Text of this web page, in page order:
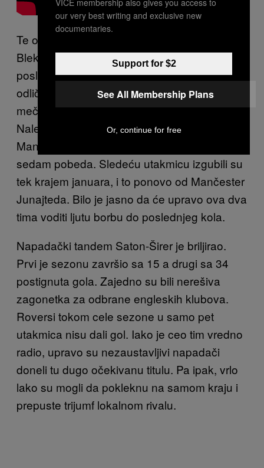
Te odsudne sezone 1994/95, navijači
Blekburna nisu zanimale dugotrajne
posledice Vokerovih ulaganja. Njihov tim je
odlično počeo sezonu, vezao prvih sedam
mečeva bez poraza i izbio na vrh sezone.
Nalet su im malo ublažili porazi od Noriča i
Mančestera, ali krajem oktobra su ušli u niz of
sedam pobeda. Sledeću utakmicu izgubili su
tek krajem januara, i to ponovo od Mančester
Junajteda. Bilo je jasno da će upravo ova dva
tima voditi ljutu borbu do poslednjeg kola.
Napadački tandem Saton-Širer je briljirao.
Prvi je sezonu završio sa 15 a drugi sa 34
postignuta gola. Zajedno su bili nerešiva
zagonetka za odbrane engleskih klubova.
Roversi tokom cele sezone u samo pet
utakmica nisu dali gol. Iako je ceo tim vredno
radio, upravo su nezaustavljivi napadači
doneli tu dugo očekivanu titulu. Pa ipak, vrlo
lako su mogli da pokleknu na samom kraju i
prepuste trijumf lokalnom rivalu.
our very best writing and exclusive new
documentaries.
Support for $2
See All Membership Plans
Or, continue for free